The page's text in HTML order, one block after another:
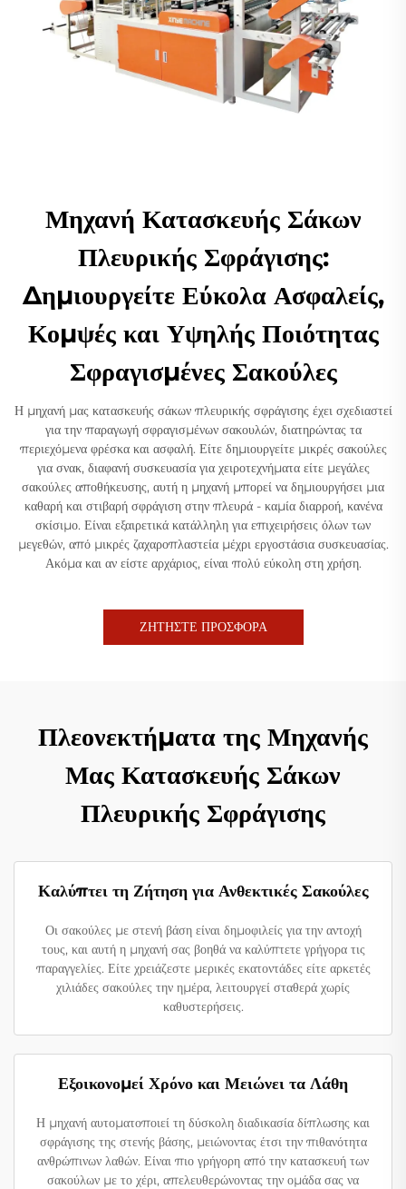
Μηχανή Κατασκευής Σάκων
Πλευρικής Σφράγισης:
Δημιουργείτε Εύκολα Ασφαλείς,
Κομψές και Υψηλής Ποιότητας
Σφραγισμένες Σακούλες
Η μηχανή μας κατασκευής σάκων πλευρικής σφράγισης έχει σχεδιαστεί
για την παραγωγή σφραγισμένων σακουλών, διατηρώντας τα
περιεχόμενα φρέσκα και ασφαλή. Είτε δημιουργείτε μικρές σακούλες
για σνακ, διαφανή συσκευασία για χειροτεχνήματα είτε μεγάλες
σακούλες αποθήκευσης, αυτή η μηχανή μπορεί να δημιουργήσει μια
καθαρή και στιβαρή σφράγιση στην πλευρά - καμία διαρροή, κανένα
σκίσιμο. Είναι εξαιρετικά κατάλληλη για επιχειρήσεις όλων των
μεγεθών, από μικρές ζαχαροπλαστεία μέχρι εργοστάσια συσκευασίας.
Ακόμα και αν είστε αρχάριος, είναι πολύ εύκολη στη χρήση.
ΖΗΤΗΣΤΕ ΠΡΟΣΦΟΡΑ
Πλεονεκτήματα της Μηχανής
Μας Κατασκευής Σάκων
Πλευρικής Σφράγισης
Καλύπτει τη Ζήτηση για Ανθεκτικές Σακούλες
Οι σακούλες με στενή βάση είναι δημοφιλείς για την αντοχή
τους, και αυτή η μηχανή σας βοηθά να καλύπτετε γρήγορα τις
παραγγελίες. Είτε χρειάζεστε μερικές εκατοντάδες είτε αρκετές
χιλιάδες σακούλες την ημέρα, λειτουργεί σταθερά χωρίς
καθυστερήσεις.
Εξοικονομεί Χρόνο και Μειώνει τα Λάθη
Η μηχανή αυτοματοποιεί τη δύσκολη διαδικασία δίπλωσης και
σφράγισης της στενής βάσης, μειώνοντας έτσι την πιθανότητα
ανθρώπινων λαθών. Είναι πιο γρήγορη από την κατασκευή των
σακούλων με το χέρι, απελευθερώνοντας την ομάδα σας να